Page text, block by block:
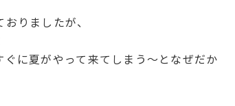
りましたが、
に夏がやって来てしまう～となぜだか